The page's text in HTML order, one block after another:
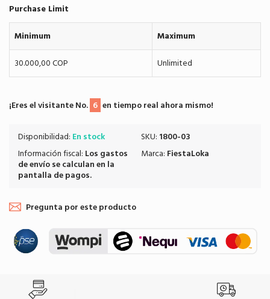
¡Eres el visitante No. 6 en tiempo real ahora mismo!
Disponibilidad: En stock
Información fiscal: Los gastos
de envíose calculan en la
pantalla de pagos.
SKU: 1800-03
Marca: FiestaLoka
Purchase Limit
Minimum
Maximum
30.000,00 COP
Unlimited
Pregunta por este producto